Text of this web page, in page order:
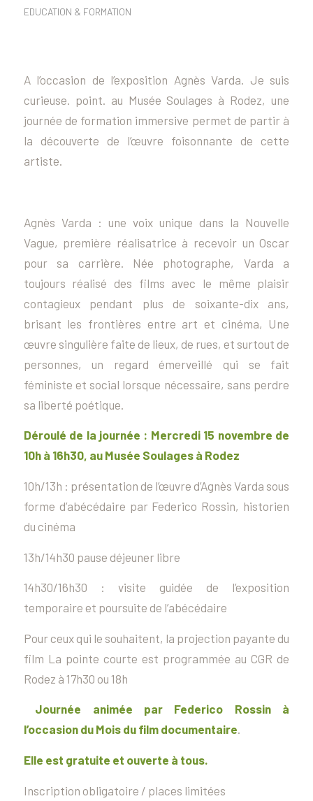
EDUCATION & FORMATION
A l’occasion de l’exposition Agnès Varda. Je suis
curieuse. point. au Musée Soulages à Rodez, une
journée de formation immersive permet de partir à
la découverte de l’œuvre foisonnante de cette
artiste.
Agnès Varda : une voix unique dans la Nouvelle
Vague, première réalisatrice à recevoir un Oscar
pour sa carrière. Née photographe, Varda a
toujours réalisé des films avec le même plaisir
contagieux pendant plus de soixante-dix ans,
brisant les frontières entre art et cinéma, Une
œuvre singulière faite de lieux, de rues, et surtout de
personnes, un regard émerveillé qui se fait
féministe et social lorsque nécessaire, sans perdre
sa liberté poétique.
Déroulé de la journée : Mercredi 15 novembre de
10h à 16h30, au Musée Soulages à Rodez
10h/13h : présentation de l’œuvre d’Agnès Varda sous
forme d’abécédaire par Federico Rossin, historien
du cinéma
13h/14h30 pause déjeuner libre
14h30/16h30 : visite guidée de l’exposition
temporaire et poursuite de l’abécédaire
Pour ceux qui le souhaitent, la projection payante du
film La pointe courte est programmée au CGR de
Rodez à 17h30 ou 18h
Journée animée par Federico Rossin à
l’occasion du Mois du film documentaire.
Elle est gratuite et ouverte à tous.
Inscription obligatoire / places limitées